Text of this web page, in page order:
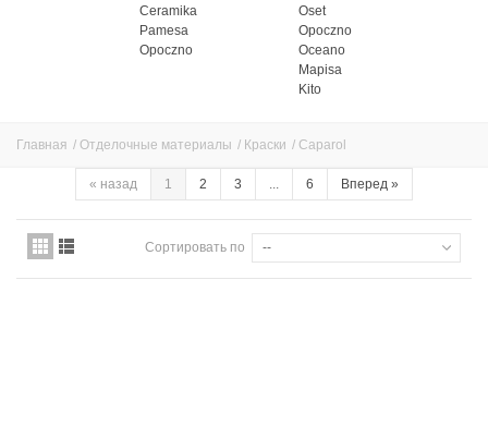
Ceramika
Pamesa
Opoczno
Oset
Opoczno
Oceano
Mapisa
Kito
Главная / Отделочные материалы / Краски / Caparol
« назад 1 2 3 ... 6 Вперед »
Сортировать по --